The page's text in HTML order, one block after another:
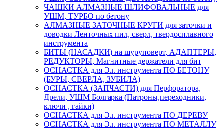
ЧАШКИ АЛМАЗНЫЕ ШЛИФОВАЛЬНЫЕ для
УШМ, ТУРБО по бетону
АЛМАЗНЫЕ ЗАТОЧНЫЕ КРУГИ для заточки и
доводки Ленточных пил, сверл, твердосплавного
инструмента
БИТЫ (НАСАДКИ) на шуруповерт, АДАПТЕРЫ,
РЕДУКТОРЫ, Магнитные держатели для бит
ОСНАСТКА для Эл. инструмента ПО БЕТОНУ
(БУРЫ, СВЕРЛА, ЗУБИЛА)
ОСНАСТКА (ЗАПЧАСТИ) для Перфоратора,
Дрели, УШМ Болгарка (Патроны,переходники,
ключи , гайки)
ОСНАСТКА для Эл. инструмента ПО ДЕРЕВУ
ОСНАСТКА для Эл. инструмента ПО МЕТАЛЛУ